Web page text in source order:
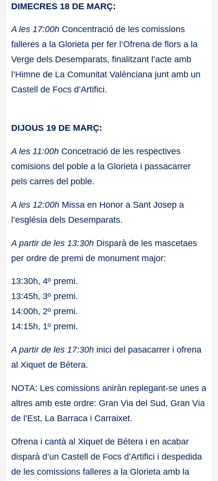
DIMECRES 18 DE MARÇ:
A les 17:00h Concentració de les comissions
falleres a la Glorieta per fer l’Ofrena de flors a la
Verge dels Desemparats, finalitzant l’acte amb
l’Himne de La Comunitat Valènciana junt amb un
Castell de Focs d’Artifici.
DIJOUS 19 DE MARÇ:
A les 11:00h Concetració de les respectives
comisions del poble a la Glorieta i passacarrer
pels carres del poble.
A les 12:00h Missa en Honor a Sant Josep a
l’església dels Desemparats.
A partir de les 13:30h Disparà de les mascetaes
per ordre de premi de monument major:
13:30h, 4º premi.
13:45h, 3º premi.
14:00h, 2º premi.
14:15h, 1º premi.
A partir de les 17:30h inici del pasacarrer i ofrena
al Xiquet de Bétera.
NOTA: Les comissions aniràn replegant-se unes a
altres amb este ordre: Gran Via del Sud, Gran Via
de l’Est, La Barraca i Carraixet.
Ofrena i cantà al Xiquet de Bétera i en acabar
disparà d’un Castell de Focs d’Artifici i despedida
de les comissions falleres a la Glorieta amb la